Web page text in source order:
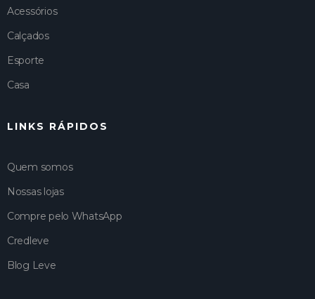
Acessórios
Calçados
Esporte
Casa
LINKS RÁPIDOS
Quem somos
Nossas lojas
Compre pelo WhatsApp
Credleve
Blog Leve